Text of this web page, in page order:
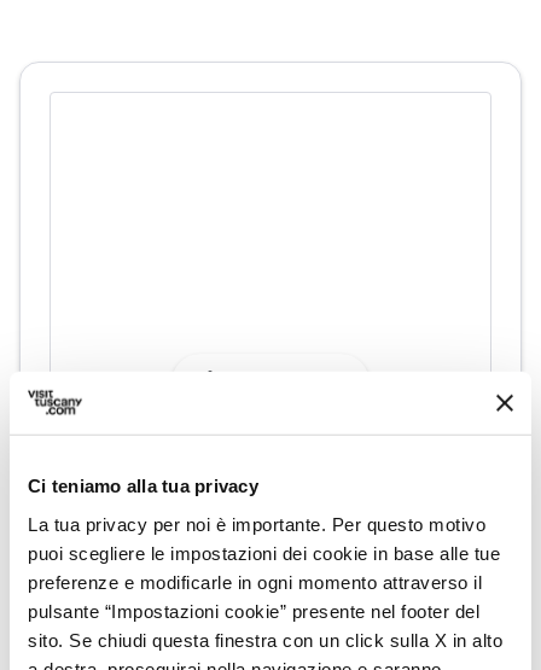
Ci teniamo alla tua privacy
La tua privacy per noi è importante. Per questo motivo
puoi scegliere le impostazioni dei cookie in base alle tue
preferenze e modificarle in ogni momento attraverso il
pulsante “Impostazioni cookie” presente nel footer del
sito. Se chiudi questa finestra con un click sulla X in alto
Informazioni
home Dove
Sito Archeologico Fossacava, Strada
Comunale per Colonnata, 54033 Carrara,
MS, Italia
schedule Quando